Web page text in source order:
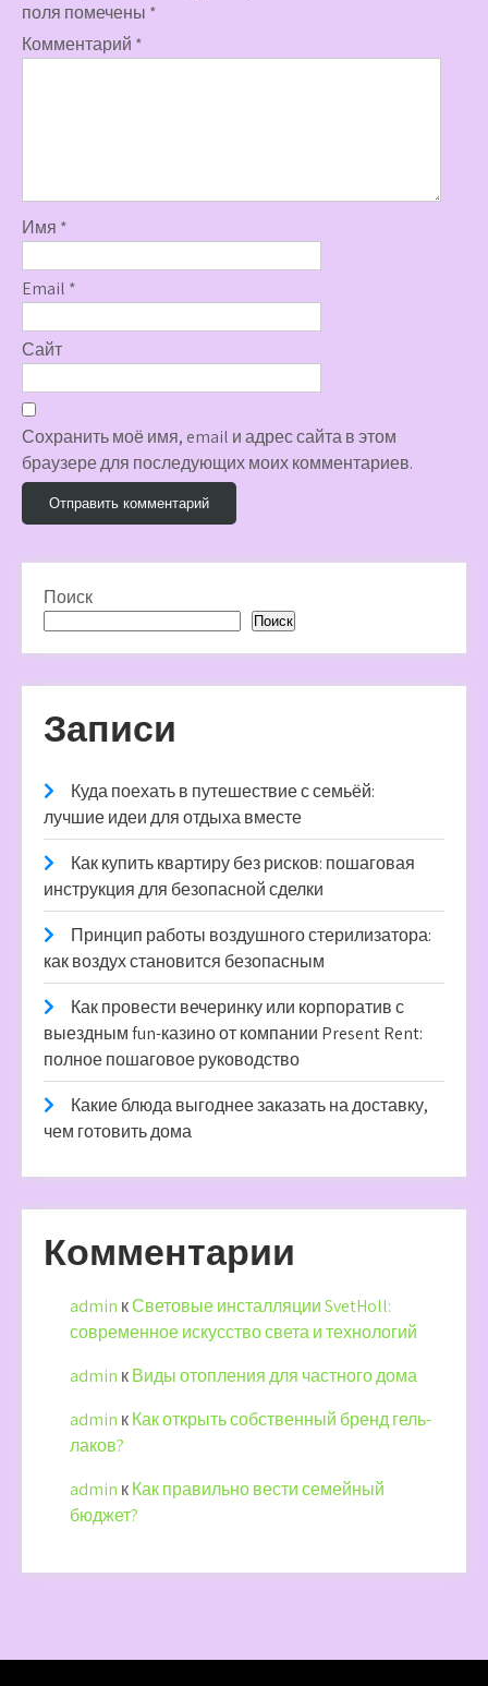
поля помечены *
Комментарий *
Имя *
Email *
Сайт
Сохранить моё имя, email и адрес сайта в этом
браузере для последующих моих комментариев.
Поиск
Поиск
Записи
Куда поехать в путешествие с семьёй:
лучшие идеи для отдыха вместе
Как купить квартиру без рисков: пошаговая
инструкция для безопасной сделки
Принцип работы воздушного стерилизатора:
как воздух становится безопасным
Как провести вечеринку или корпоратив с
выездным fun-казино от компании Present Rent:
полное пошаговое руководство
Какие блюда выгоднее заказать на доставку,
чем готовить дома
Комментарии
admin кСветовые инсталляции SvetHoll:
современное искусство света и технологий
admin кВиды отопления для частного дома
admin кКак открыть собственный бренд гель-
лаков?
admin кКак правильно вести семейный
бюджет?